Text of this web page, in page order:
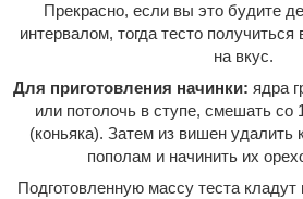
Прекрасно, если вы это будите
интервалом, тогда тесто
на вкус.
Для приготовления начинки: ядра
или потолочь в ступе, смешать со
(коньяка). Затем из вишен удалить
пополам и начинить их
Подготовленную массу теста кладут